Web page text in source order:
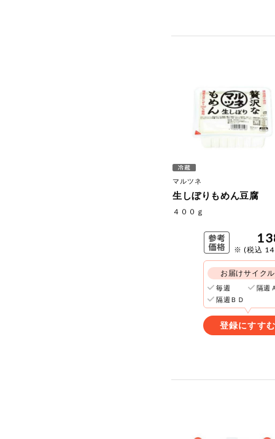
マルツネ
生しぼりもめん豆腐
４００ｇ
※ (税込
お届けサイクル
毎週
隔週
隔週ＢＤ
登録にすすむ